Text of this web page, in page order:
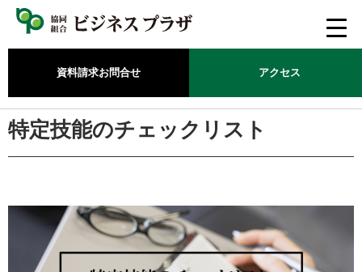
資料請求お問合せ アクセス
事業案内/ 特定技能外国人受入事業 特定技能のチェックリスト
特定技能のチェックリスト